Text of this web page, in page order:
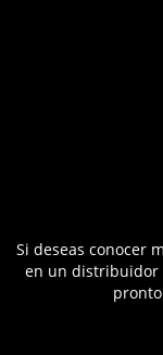
Si deseas conocer
en un distribuidor